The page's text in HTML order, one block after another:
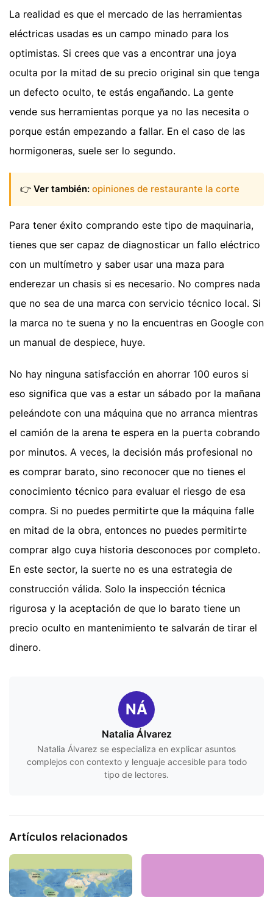
La realidad es que el mercado de las herramientas
eléctricas usadas es un campo minado para los
optimistas. Si crees que vas a encontrar una joya
oculta por la mitad de su precio original sin que tenga
un defecto oculto, te estás engañando. La gente
vende sus herramientas porque ya no las necesita o
porque están empezando a fallar. En el caso de las
hormigoneras, suele ser lo segundo.
👉 Ver también: opiniones de restaurante la corte
Para tener éxito comprando este tipo de maquinaria,
tienes que ser capaz de diagnosticar un fallo eléctrico
con un multímetro y saber usar una maza para
enderezar un chasis si es necesario. No compres nada
que no sea de una marca con servicio técnico local. Si
la marca no te suena y no la encuentras en Google con
un manual de despiece, huye.
No hay ninguna satisfacción en ahorrar 100 euros si
eso significa que vas a estar un sábado por la mañana
peleándote con una máquina que no arranca mientras
el camión de la arena te espera en la puerta cobrando
por minutos. A veces, la decisión más profesional no
es comprar barato, sino reconocer que no tienes el
conocimiento técnico para evaluar el riesgo de esa
compra. Si no puedes permitirte que la máquina falle
en mitad de la obra, entonces no puedes permitirte
comprar algo cuya historia desconoces por completo.
En este sector, la suerte no es una estrategia de
construcción válida. Solo la inspección técnica
rigurosa y la aceptación de que lo barato tiene un
precio oculto en mantenimiento te salvarán de tirar el
dinero.
NÁ
Natalia Álvarez
Natalia Álvarez se especializa en explicar asuntos
complejos con contexto y lenguaje accesible para todo
tipo de lectores.
Artículos relacionados